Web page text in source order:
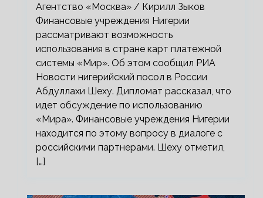
Агентство «Москва» / Кирилл Зыков
Финансовые учреждения Нигерии
рассматривают возможность
использования в стране карт платежной
системы «Мир». Об этом сообщил РИА
Новости нигерийский посол в России
Абдуллахи Шеху. Дипломат рассказал, что
идет обсуждение по использованию
«Мира». Финансовые учреждения Нигерии
находится по этому вопросу в диалоге с
российскими партнерами. Шеху отметил,
[…]